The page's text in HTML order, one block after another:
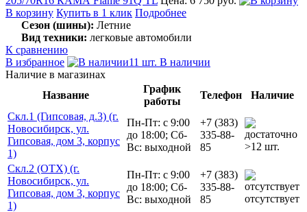
В корзину Купить в 1 клик Подробнее
Сезон (шины): Летние
Вид техники: легковые автомобили
К сравнению
В избранное
11 шт. В наличии
Наличие в магазинах
Название
График
работы
Телефон
Наличие
Скл.1 (Гипсовая, д.3) (г.
Новосибирск, ул.
Гипсовая, дом 3, корпус
1)
Пн-Пт: с 9:00
до 18:00; Сб-
Вс: выходной
+7 (383)
335-88-
85
>12 шт.
Скл.2 (ОТХ) (г.
Новосибирск, ул.
Гипсовая, дом 3, корпус
1)
Пн-Пт: с 9:00
до 18:00; Сб-
Вс: выходной
+7 (383)
335-88-
85
отсутствует